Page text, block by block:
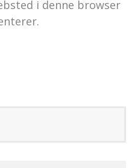
i denne browser